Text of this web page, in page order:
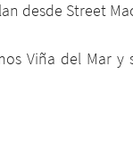
desde Street
Viña del Mar